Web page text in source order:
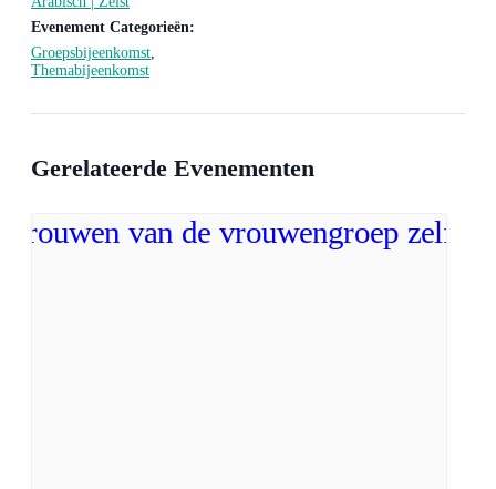
Evenement Categorieën:
Groepsbijeenkomst
Themabijeenkomst
Gerelateerde Evenementen